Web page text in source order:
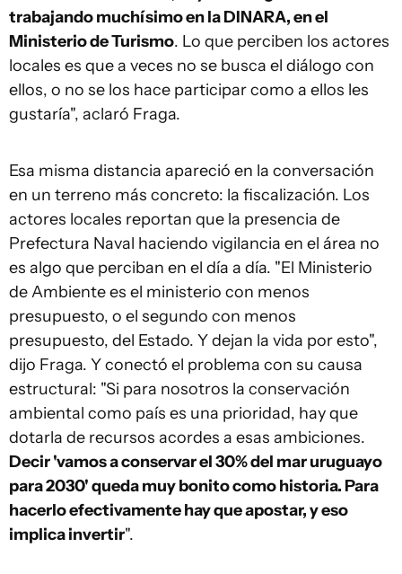
trabajando muchísimo en la DINARA, en el
Ministerio de Turismo. Lo que perciben los actores
locales es que a veces no se busca el diálogo con
ellos, o no se los hace participar como a ellos les
gustaría", aclaró Fraga.
Esa misma distancia apareció en la conversación
en un terreno más concreto: la fiscalización. Los
actores locales reportan que la presencia de
Prefectura Naval haciendo vigilancia en el área no
es algo que perciban en el día a día. "El Ministerio
de Ambiente es el ministerio con menos
presupuesto, o el segundo con menos
presupuesto, del Estado. Y dejan la vida por esto",
dijo Fraga. Y conectó el problema con su causa
estructural: "Si para nosotros la conservación
ambiental como país es una prioridad, hay que
dotarla de recursos acordes a esas ambiciones.
Decir 'vamos a conservar el 30% del mar uruguayo
para 2030' queda muy bonito como historia. Para
hacerlo efectivamente hay que apostar, y eso
implica invertir".